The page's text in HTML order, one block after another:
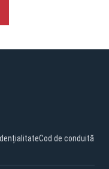
Cod de conduită